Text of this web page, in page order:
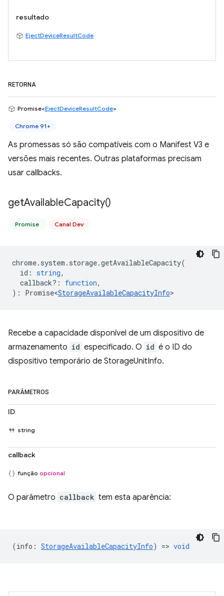
resultado
EjectDeviceResultCode
RETORNA
Promise<EjectDeviceResultCode>
Chrome 91+
As promessas só são compatíveis com o Manifest V3 e
versões mais recentes. Outras plataformas precisam
usar callbacks.
getAvailableCapacity()
Promise Canal Dev
chrome. system . storage.getAvailableCapacity(
id : string,
callback? : function,
) : Promise<StorageAvailableCapacityInfo>
Recebe a capacidade disponível de um dispositivo de
armazenamento id especificado. O id é o ID do
dispositivo temporário de StorageUnitInfo.
PARÂMETROS
ID
string
callback
função opcional
O parâmetro callback tem esta aparência:
(info : StorageAvailableCapacityInfo) => void